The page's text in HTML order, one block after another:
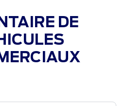
DE